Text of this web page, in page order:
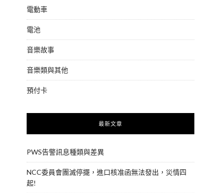
電動車
電池
音樂故事
音樂類與其他
預付卡
最新文章
PWS告警訊息種類與差異
NCC委員會團滅停擺，進口核准函無法發出，災情四
起!